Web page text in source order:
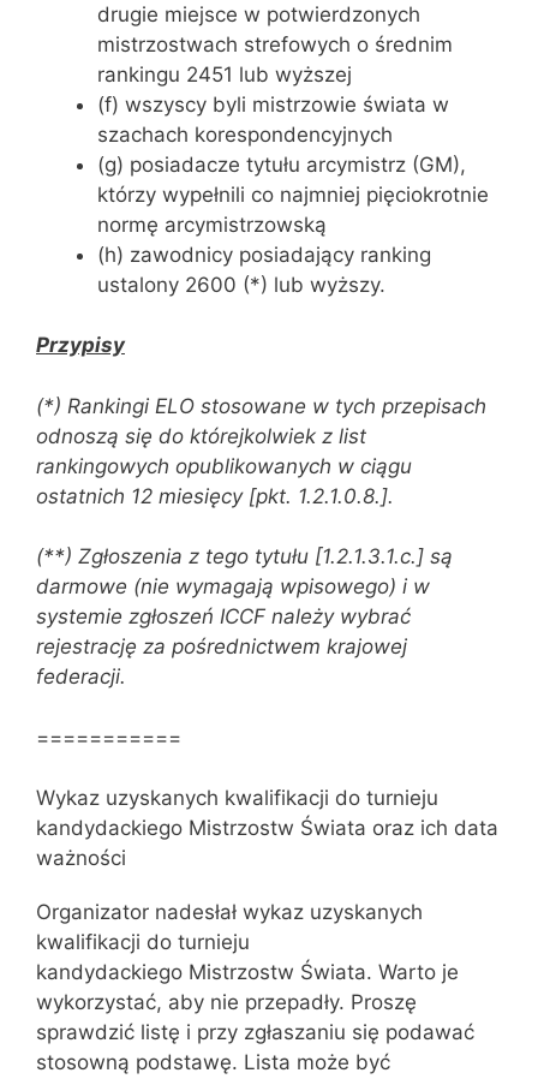
drugie miejsce w potwierdzonych
mistrzostwach strefowych o średnim
rankingu 2451 lub wyższej
(f) wszyscy byli mistrzowie świata w
szachach korespondencyjnych
(g) posiadacze tytułu arcymistrz (GM),
którzy wypełnili co najmniej pięciokrotnie
normę arcymistrzowską
(h) zawodnicy posiadający ranking
ustalony 2600 (*) lub wyższy.
Przypisy
(*) Rankingi ELO stosowane w tych przepisach
odnoszą się do którejkolwiek z list
rankingowych opublikowanych w ciągu
ostatnich 12 miesięcy [pkt. 1.2.1.0.8.].
(**) Zgłoszenia z tego tytułu [1.2.1.3.1.c.] są
darmowe (nie wymagają wpisowego) i w
systemie zgłoszeń ICCF należy wybrać
rejestrację za pośrednictwem krajowej
federacji.
===========
Wykaz uzyskanych kwalifikacji do turnieju
kandydackiego Mistrzostw Świata oraz ich data
ważności
Organizator nadesłał wykaz uzyskanych
kwalifikacji do turnieju
kandydackiego Mistrzostw Świata. Warto je
wykorzystać, aby nie przepadły. Proszę
sprawdzić listę i przy zgłaszaniu się podawać
stosowną podstawę. Lista może być